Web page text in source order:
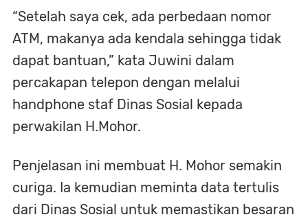
“Setelah saya cek, ada perbedaan nomor
ATM, makanya ada kendala sehingga tidak
dapat bantuan,” kata Juwini dalam
percakapan telepon dengan melalui
handphone staf Dinas Sosial kepada
perwakilan H.Mohor.
Penjelasan ini membuat H. Mohor semakin
curiga. Ia kemudian meminta data tertulis
dari Dinas Sosial untuk memastikan besaran